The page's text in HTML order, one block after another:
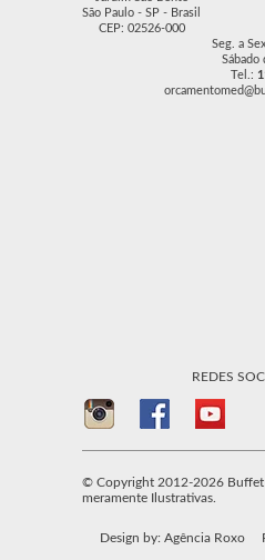
São Paulo - SP - Brasil
CEP: 02526-000
Seg. a
Sábado
Tel.:
REDES
© Copyright 2012-2026 Buffet
meramente Ilustrativas.
Design by: Agência Roxo